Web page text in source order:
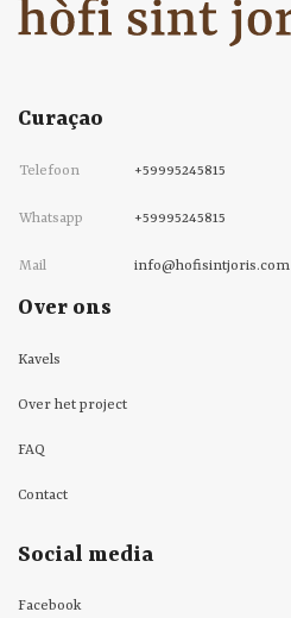
Curaçao
Telefoon +59995245815
Whatsapp +59995245815
Mail info@hofisintjoris.com
Over ons
Kavels
Over het project
FAQ
Contact
Social media
Facebook